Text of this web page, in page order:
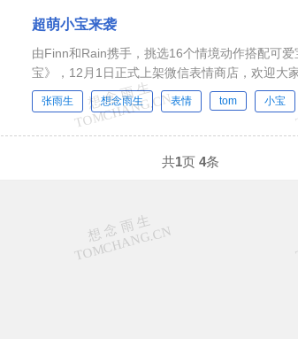
超萌小宝来袭
由Finn和Rain携手，挑选16个情境动作搭配可
宝》，12月1日正式上架微信表情商店，欢迎大
张雨生 想念雨生 表情 tom 小宝
共1页 4条